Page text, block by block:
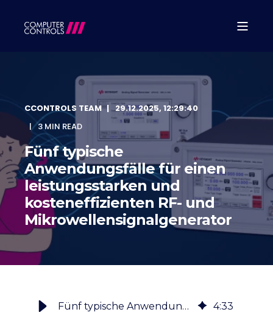
CCONTROLS TEAM
29.12.2025, 12:29:40
3 MIN READ
Fünf typische
Anwendungsfälle für einen
leistungsstarken und
kosteneffizienten RF- und
Mikrowellensignalgenerator
Fünf typische Anwendungsfälle für einen leistungsstarken und kosteneffizienten RF- und Mikrowellensignalgenerator 4:33